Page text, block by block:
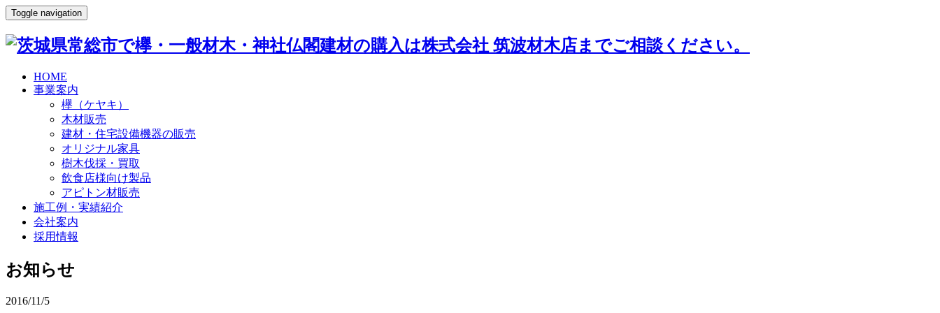
Toggle navigation
HOME
事業案内
欅（ケヤキ）
木材販売
建材・住宅設備機器の販売
オリジナル家具
樹木伐採・買取
飲食店様向け製品
アピトン材販売
施工例・実績紹介
会社案内
採用情報
お知らせ
2016/11/5